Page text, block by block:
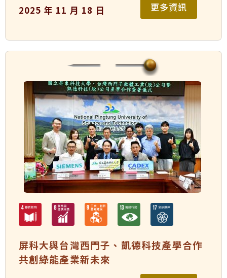
2025 年 11 月 18 日 更多資訊
屏科大與台灣西門子、凱德科技產學合作
共創綠能產業新未來